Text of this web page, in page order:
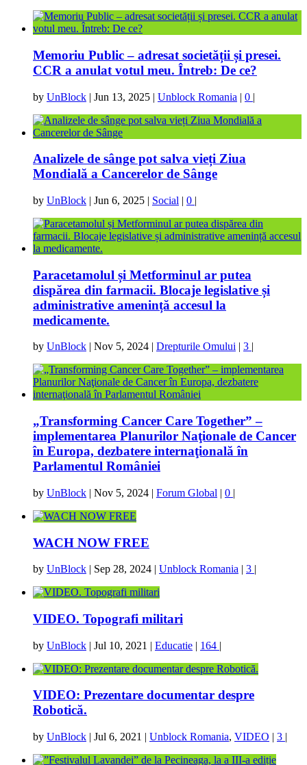
Memoriu Public – adresat societății și presei.
CCR a anulat votul meu. Întreb: De ce?
by UnBlock | Jun 13, 2025 | Unblock Romania | 0 |
Analizele de sânge pot salva vieți Ziua
Mondială a Cancerelor de Sânge
by UnBlock | Jun 6, 2025 | Social | 0 |
Paracetamolul și Metforminul ar putea
dispărea din farmacii. Blocaje legislative și
administrative amenință accesul la
medicamente.
by UnBlock | Nov 5, 2024 | Drepturile Omului | 3 |
„Transforming Cancer Care Together” –
implementarea Planurilor Naţionale de Cancer
în Europa, dezbatere internaţională în
Parlamentul României
by UnBlock | Nov 5, 2024 | Forum Global | 0 |
WACH NOW FREE
by UnBlock | Sep 28, 2024 | Unblock Romania | 3 |
VIDEO. Topografi militari
by UnBlock | Jul 10, 2021 | Educatie | 164 |
VIDEO: Prezentare documentar despre
Robotică.
by UnBlock | Jul 6, 2021 | Unblock Romania, VIDEO | 3 |